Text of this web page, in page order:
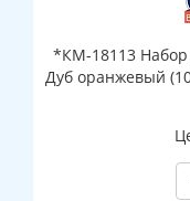
*КМ-18113 Набор
Дуб оранжевый